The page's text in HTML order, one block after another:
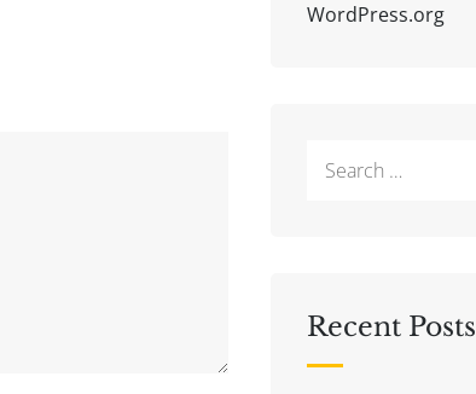
WordPress.org
Recent Posts